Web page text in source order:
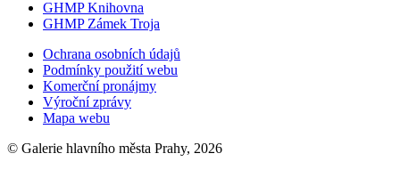
GHMP Knihovna
GHMP Zámek Troja
Ochrana osobních údajů
Podmínky použití webu
Komerční pronájmy
Výroční zprávy
Mapa webu
© Galerie hlavního města Prahy, 2026